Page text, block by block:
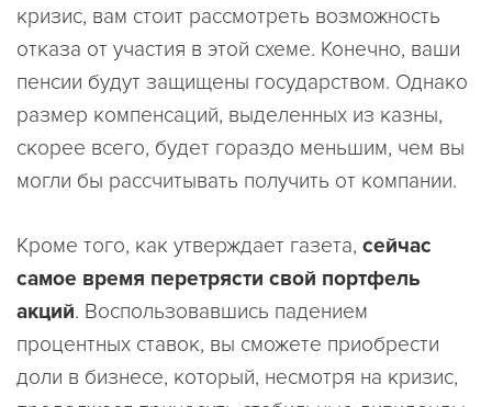
кризис, вам стоит рассмотреть возможность
отказа от участия в этой схеме. Конечно, ваши
пенсии будут защищены государством. Однако
размер компенсаций, выделенных из казны,
скорее всего, будет гораздо меньшим, чем вы
могли бы рассчитывать получить от компании.
Кроме того, как утверждает газета, сейчас
самое время перетрясти свой портфель
акций. Воспользовавшись падением
процентных ставок, вы сможете приобрести
доли в бизнесе, который, несмотря на кризис,